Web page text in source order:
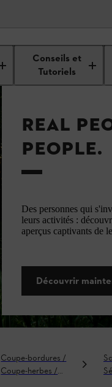
Conseils et
Tutoriels
REAL
PEOPLE.
Des personnes qui
leurs activités :
aperçus captivants de
Découvrir
Coupe-bordures /
Coupe-herbes /